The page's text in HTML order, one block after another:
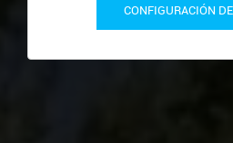
CONFIGURACIÓN